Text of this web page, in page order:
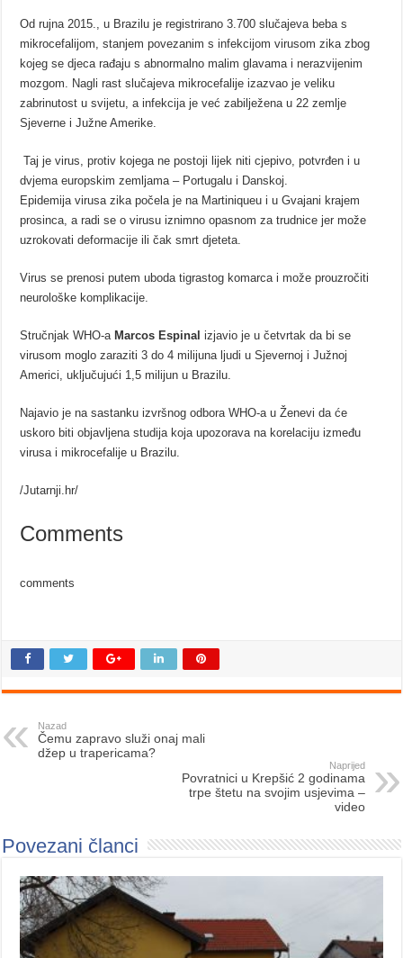
Od rujna 2015., u Brazilu je registrirano 3.700 slučajeva beba s
mikrocefalijom, stanjem povezanim s infekcijom virusom zika zbog
kojeg se djeca rađaju s abnormalno malim glavama i nerazvijenim
mozgom. Nagli rast slučajeva mikrocefalije izazvao je veliku
zabrinutost u svijetu, a infekcija je već zabilježena u 22 zemlje
Sjeverne i Južne Amerike.
Taj je virus, protiv kojega ne postoji lijek niti cjepivo, potvrđen i u
dvjema europskim zemljama – Portugalu i Danskoj.
Epidemija virusa zika počela je na Martiniqueu i u Gvajani krajem
prosinca, a radi se o virusu iznimno opasnom za trudnice jer može
uzrokovati deformacije ili čak smrt djeteta.
Virus se prenosi putem uboda tigrastog komarca i može prouzročiti
neurološke komplikacije.
Stručnjak WHO-a Marcos Espinal izjavio je u četvrtak da bi se
virusom moglo zaraziti 3 do 4 milijuna ljudi u Sjevernoj i Južnoj
Americi, uključujući 1,5 milijun u Brazilu.
Najavio je na sastanku izvršnog odbora WHO-a u Ženevi da će
uskoro biti objavljena studija koja upozorava na korelaciju između
virusa i mikrocefalije u Brazilu.
/Jutarnji.hr/
Comments
comments
Nazad
Čemu zapravo služi onaj mali
džep u trapericama?
Naprijed
Povratnici u Krepšić 2 godinama
trpe štetu na svojim usjevima –
video
Povezani članci